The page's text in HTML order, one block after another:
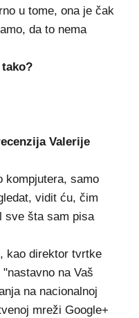
u tome, ona je čak
da to nema
Valerije
kompjutera, samo
vidit ću, čim
sve šta sam pisa
kao direktor tvrtke
na Vaš
na nacionalnoj
mreži Google+